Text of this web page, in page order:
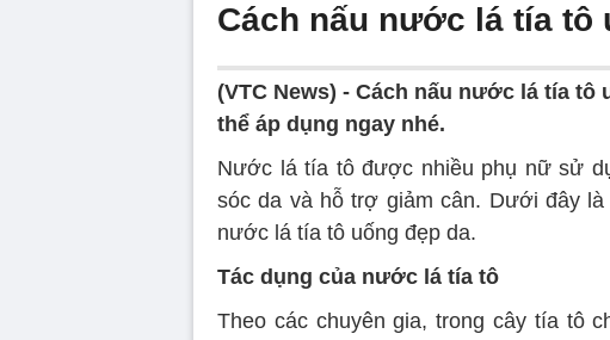
Cách nấu nước lá tía tô
(VTC News) - Cách nấu nước lá tía tô
thể áp dụng ngay nhé.
Nước lá tía tô được nhiều phụ nữ sử
sóc da và hỗ trợ giảm cân. Dưới đây
nước lá tía tô uống đẹp da.
Tác dụng của nước lá tía tô
Theo các chuyên gia, trong cây tía tô